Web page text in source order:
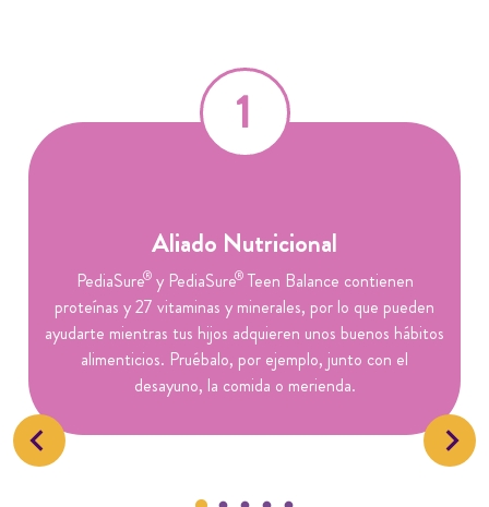
Aliado Nutricional
PediaSure®y PediaSure®Teen Balance contienen
proteínas y 27 vitaminas y minerales, por lo que pueden
ayudarte mientras tus hijos adquieren unos buenos hábitos
alimenticios. Pruébalo, por ejemplo, junto con el
desayuno, la comida o merienda.